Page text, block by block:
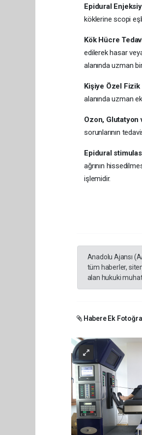
Epidural
köklerine scopi
Kök Hücre
edilerek hasar
alanında uzman
Kişiye Özel Fizik
alanında uzman
Ozon, Glutatyon
sorunlarının
Epidural
ağrının
işlemidir.
Anadolu Ajansı
tüm haberler,
alan hukuki
Habere Ek